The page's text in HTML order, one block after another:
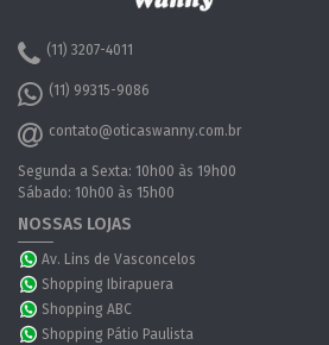
(11) 3207-4011
(11) 99315-9086
contato@oticaswanny.com.br
Segunda a Sexta: 10h00 às 19h00
Sábado: 10h00 às 15h00
NOSSAS LOJAS
Av. Lins de Vasconcelos
Shopping Ibirapuera
Shopping ABC
Shopping Pátio Paulista